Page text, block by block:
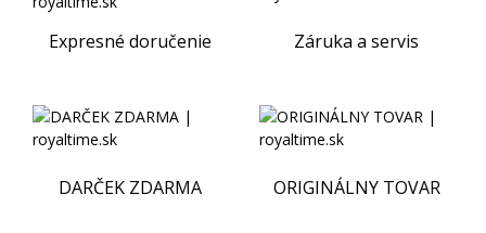
Expresné doručenie Záruka a servis
DARČEK ZDARMA ORIGINÁLNY TOVAR